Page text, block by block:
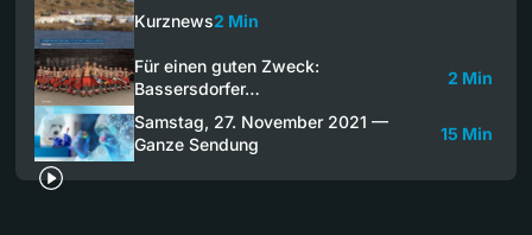
Kurznews2 Min
Für einen guten Zweck:
Bassersdorfer…
2 Min
Samstag, 27. November 2021 —
Ganze Sendung
15 Min